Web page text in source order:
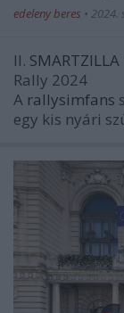
edeleny beres • 2024.
II. SMARTZILLA
Rally 2024
A rallysimfans
egy kis nyári